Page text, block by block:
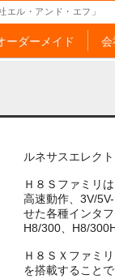
エル・アンド・エフ」
ーダーメイド 会
ルネサスエレク
Ｈ８Ｓファミリ
高速動作、3V/
せた各種インタ
H8/300、H8/
Ｈ８ＳＸファミ
を搭載すること